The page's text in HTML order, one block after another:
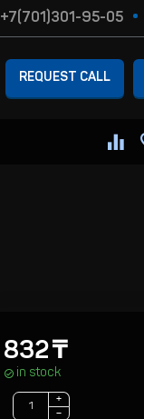
+7(701)301-95-05
REQUEST CALL
832₸
in stock
+
−